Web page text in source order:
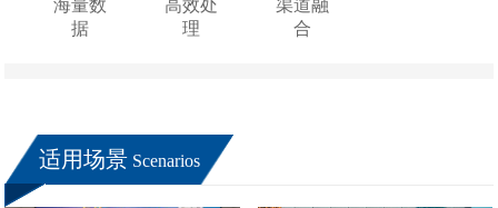
海量数
据
高效处
理
渠道融
合
适用场景 Scenarios